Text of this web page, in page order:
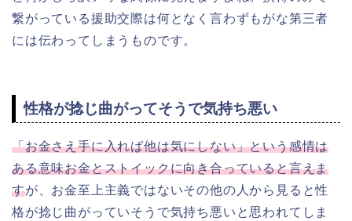
繋がっている援助交際は何となく言わずもがな第三者
には伝わってしまうものです。
性格が捻じ曲がってそうで気持ち悪い
「お金さえ手に入れば他は気にしない」という感情は
ある意味お金とストイックに向き合っていると言えま
すが、お金至上主義ではないその他の人から見ると性
格が捻じ曲がっていそうで気持ち悪いと思われてしま